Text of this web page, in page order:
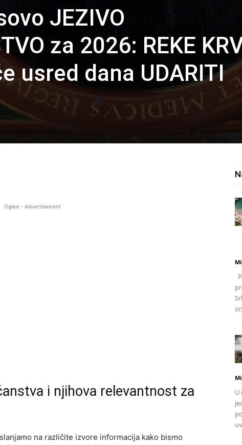
JEZIVO
za 2026: REKE
usred dana UDARITI
Oglasi - Advertisement
i njihova relevantnost za
na različite izvore informacija kako bismo
U